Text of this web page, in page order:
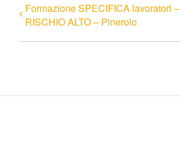
Formazione SPECIFICA lavoratori –
RISCHIO ALTO – Pinerolo